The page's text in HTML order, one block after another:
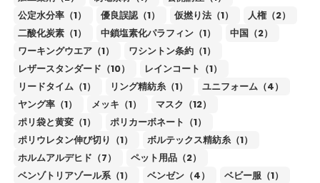
公定水分率（1）
優良誤認（1） 仮撚り法（1）
人権（2）
二酸化炭素（1）
中鎖塩素化パラフィン（1）
中国（2）
ワーキングウエア（1）
ワシントン条約（1）
レザースタンダード（10）
レインコート（1）
リードタイム（1）
リング精紡糸（1）
ユニフォーム（4）
ヤング率（1）
メッキ（1）
マスク（12）
ポリ袋と黄変（1）
ポリカーボネート（1）
ポリウレタン伸び切り（1）
ボルテックス精紡糸（1）
ホルムアルデヒド（7）
ペット用品（2）
ベンゾトリアゾール系（1）
ベンゼン（4）
ベビー服（1）